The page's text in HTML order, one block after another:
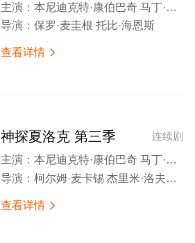
主演： 本尼迪克特·康伯巴奇 马丁·弗瑞曼 鲁珀特·格雷夫斯 马克·加蒂斯 安德鲁·斯科特 尤娜·斯塔布斯 露易丝·布瑞丽 劳拉·普沃 凯瑟琳·帕金森 拉塞尔·托维 阿米莉亚·布摩 伊恩·哈拉德 丹尼·韦伯 奥娜·卓别林 安德鲁·哈维尔 托德·博伊斯 理查德·坎宁汉姆 卢克·纽伯里 罗莎琳德·霍尔斯特德 彼得·佩德罗 霍纳·妮芙茜 汤玛欣·蓝德 利萨·麦克阿里斯特 Simon Thorp Anthony Cozens Rosemary Smith
导演： 保罗·麦圭根 托比·海恩斯
查看详情 
连续剧
神探夏洛克 第三季
主演： 本尼迪克特·康伯巴奇 马丁·弗瑞曼 鲁珀特·格雷夫斯 马克·加蒂斯 安德鲁·斯科特 劳拉·普沃 尤娜·斯塔布斯 露易丝·布瑞丽 阿曼达·阿宾顿 乔纳森·阿里斯 婉妲·泛森 蒂莫西·卡尔顿 大卫·芬恩 莎朗·鲁妮 里克·沃登 戴维·甘特 艾德·伯奇 利萨·麦克阿里斯特 达伦·布朗 拉斯科·阿特金斯 拉斯·米克尔森 亚当·普里克特 保罗·沃伦 Trixiebell Harrowell Tomi May Lovelace Akpojaro
导演： 柯尔姆·麦卡锡 杰里米·洛夫林 尼克·赫伦
查看详情 